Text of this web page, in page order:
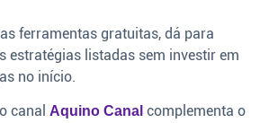
ferramentas gratuitas, dá para
estratégias listadas sem investir em
no início.
canal Aquino Canal complementa o